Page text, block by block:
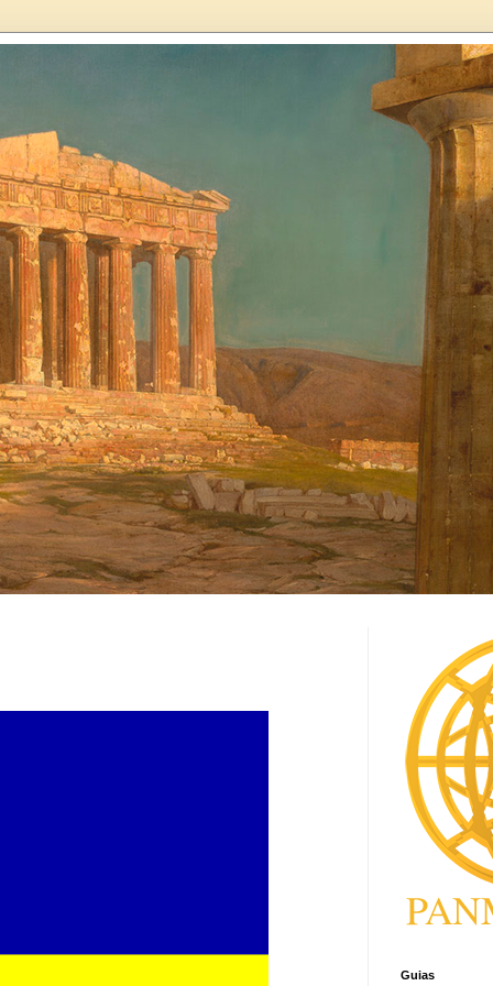
Guias